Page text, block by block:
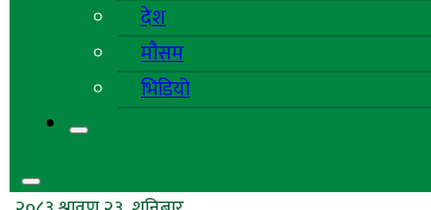
देश
मौसम
भिडियो